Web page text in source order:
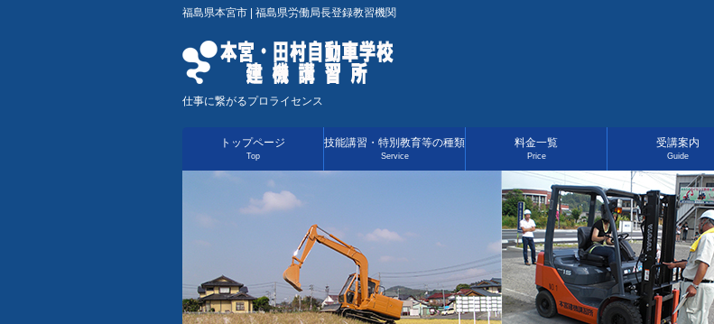
福島県本宮市 | 福島県労働局長登録教習機関
仕事に繋がるプロライセンス
トップページ
Top
技能講習・特別教育等の種類
Service
料金一覧
Price
受講案内
Guide